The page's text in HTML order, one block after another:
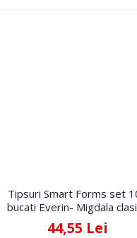
Tipsuri Smart Forms set
bucati Everin- Migdala
44,55 Lei